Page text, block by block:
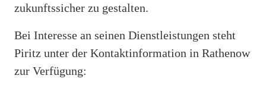
zukunftssicher zu gestalten.
Bei Interesse an seinen Dienstleistungen steht
Piritz unter der Kontaktinformation in Rathenow
zur Verfügung: